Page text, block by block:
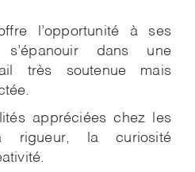
l’opportunité à ses
dans une
très soutenue mais
appréciées chez les
rigueur, la curiosité